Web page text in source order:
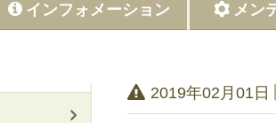
インフォメーション メン
2019年02月01日